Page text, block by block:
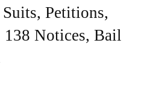
Petitions,
Notices, Bail